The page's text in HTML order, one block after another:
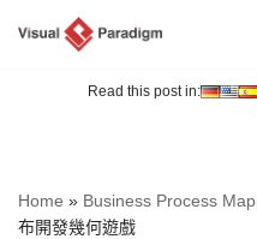
Read this post in:
Home » Business Process
布開發幾何遊戲